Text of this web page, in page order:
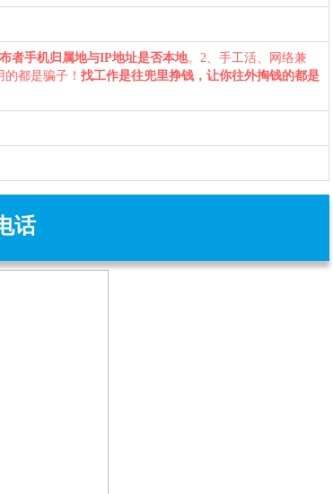
者手机归属地与IP地址是否本地。2、手工活、网络兼
都是骗子！ 找工作是往兜里挣钱，让你往外掏钱的都是
话